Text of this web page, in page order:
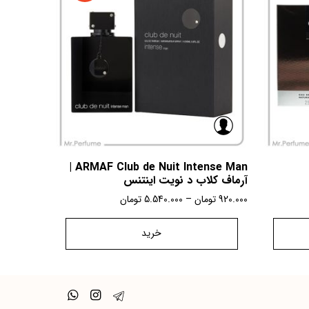
ARMAF Club de Nuit Intense Man |
آرماف کلاب د نویت اینتنس
920.000 تومان –
5.540.000 تومان
خرید